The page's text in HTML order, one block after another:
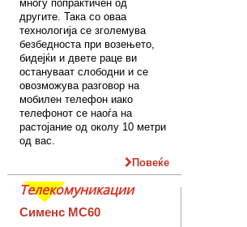
многу попрактичен од
другите. Така со оваа
технологија се зголемува
безбедноста при возењето,
бидејќи и двете раце ви
остануваат слободни и се
овозможува разговор на
мобилен телефон иако
телефонот се наоѓа на
растојание од околу 10 метри
од вас.
Повеќе
Телекомуникации
Сименс MC60